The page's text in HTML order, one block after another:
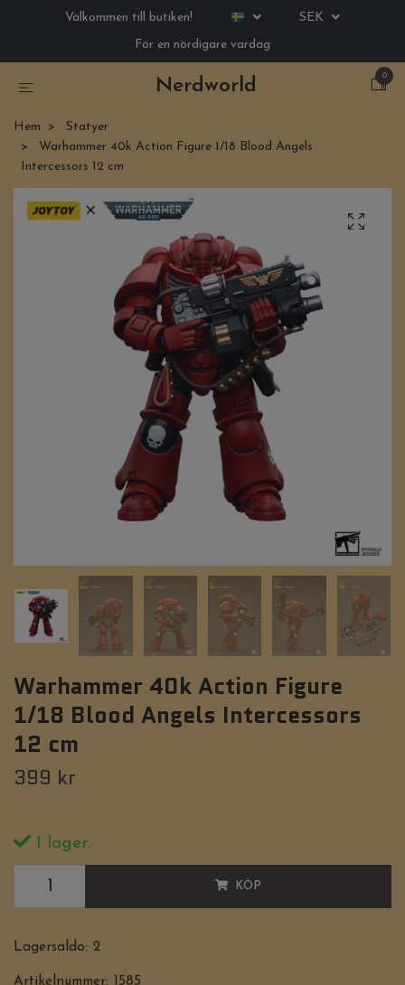
Välkommen till butiken!
SEK
För en nördigare vardag
Nerdworld
0
Hem
Statyer
Warhammer 40k Action Figure 1/18 Blood Angels
Intercessors 12 cm
Warhammer 40k Action Figure
1/18 Blood Angels Intercessors
12 cm
399 kr
I lager.
KÖP
Lagersaldo: 2
Artikelnummer: 1585